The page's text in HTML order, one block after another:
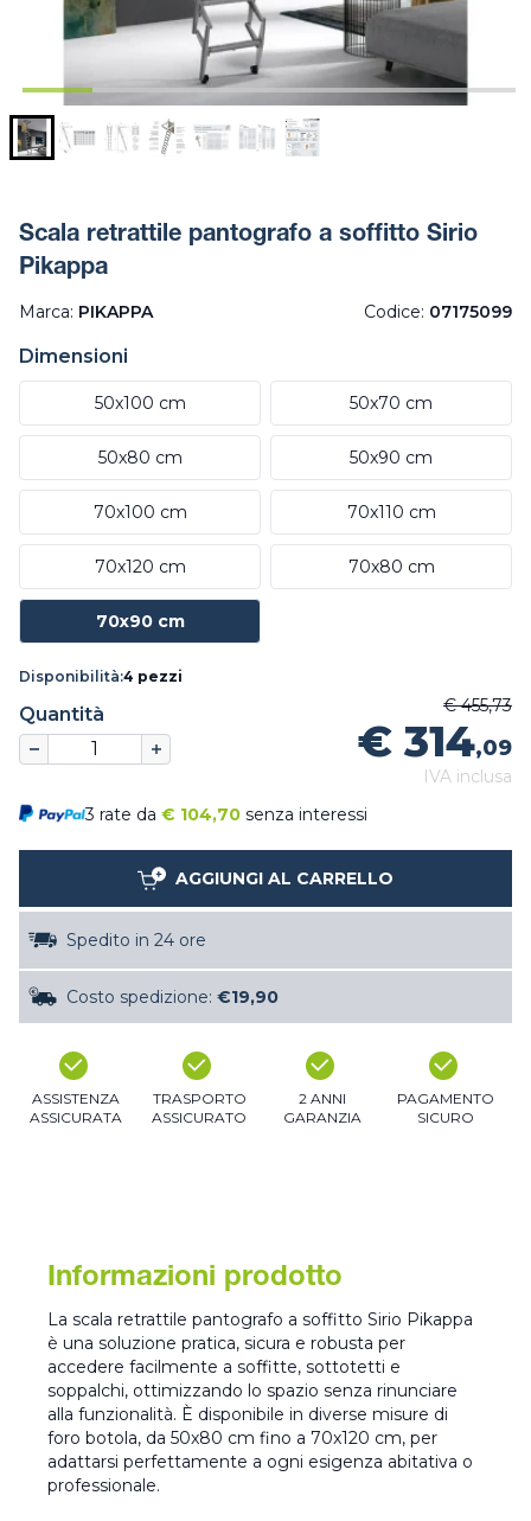
Scala retrattile pantografo a soffitto Sirio
Pikappa
Marca: PIKAPPA Codice: 07175099
Dimensioni
50x100 cm 50x70 cm
50x80 cm 50x90 cm
70x100 cm 70x110 cm
70x120 cm 70x80 cm
70x90 cm
Disponibilità:4 pezzi
Quantità € 455,73
€ 314,09
IVA inclusa
3 rate da € 104,70 senza interessi
AGGIUNGI AL CARRELLO
Spedito in 24 ore
Costo spedizione: €19,90
ASSISTENZA
ASSICURATA
TRASPORTO
ASSICURATO
2 ANNI
GARANZIA
PAGAMENTO
SICURO
Informazioni prodotto
La scala retrattile pantografo a soffitto Sirio Pikappa
è una soluzione pratica, sicura e robusta per
accedere facilmente a soffitte, sottotetti e
soppalchi, ottimizzando lo spazio senza rinunciare
alla funzionalità. È disponibile in diverse misure di
foro botola, da 50x80 cm fino a 70x120 cm, per
adattarsi perfettamente a ogni esigenza abitativa o
professionale.